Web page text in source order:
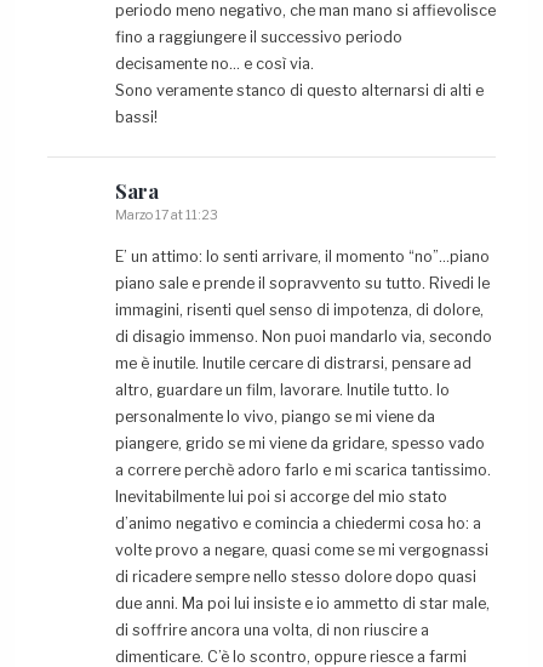
periodo meno negativo, che man mano si affievolisce
fino a raggiungere il successivo periodo
decisamente no… e così via.
Sono veramente stanco di questo alternarsi di alti e
bassi!
Sara
Marzo 17 at 11:23
E’ un attimo: lo senti arrivare, il momento “no”…piano
piano sale e prende il sopravvento su tutto. Rivedi le
immagini, risenti quel senso di impotenza, di dolore,
di disagio immenso. Non puoi mandarlo via, secondo
me è inutile. Inutile cercare di distrarsi, pensare ad
altro, guardare un film, lavorare. Inutile tutto. Io
personalmente lo vivo, piango se mi viene da
piangere, grido se mi viene da gridare, spesso vado
a correre perchè adoro farlo e mi scarica tantissimo.
Inevitabilmente lui poi si accorge del mio stato
d’animo negativo e comincia a chiedermi cosa ho: a
volte provo a negare, quasi come se mi vergognassi
di ricadere sempre nello stesso dolore dopo quasi
due anni. Ma poi lui insiste e io ammetto di star male,
di soffrire ancora una volta, di non riuscire a
dimenticare. C’è lo scontro, oppure riesce a farmi